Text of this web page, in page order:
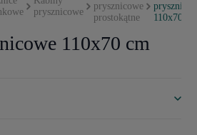
prysznicowe
prysznicowe
prostokątne
110x70
110x70 cm